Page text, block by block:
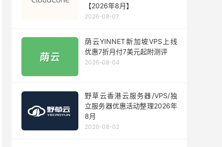
【2026年8月】
2026-08-07
荫云YINNET新加坡VPS上线
优惠7折月付7美元起附测评
2026-08-04
野草云香港云服务器/VPS/独
立服务器优惠活动整理2026年
8月
2026-08-02